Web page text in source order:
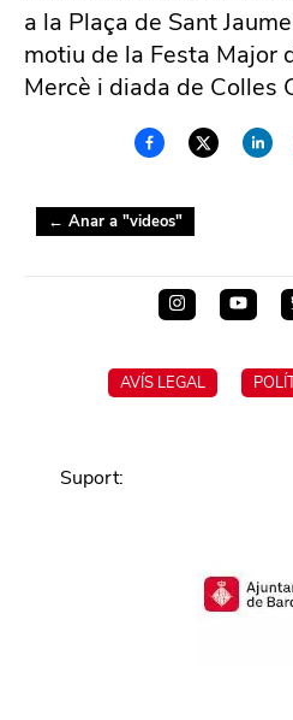
a la Plaça de Sant
motiu de la Festa Major
Mercè i diada de Colles
← Anar a "videos"
AVÍS LEGAL
Suport: